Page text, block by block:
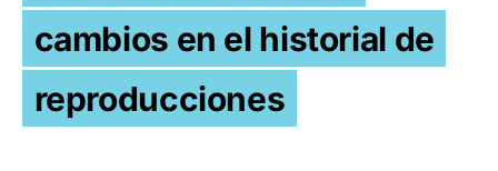
cambios en el historial de
reproducciones